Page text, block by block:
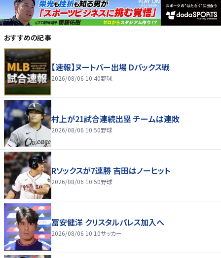
おすすめの記事
【速報】ヌートバー出場 Dバックス戦
2026/08/06 10:40野球
村上が21試合連続出塁 チームは連敗
2026/08/06 10:50野球
Rソックスが7連勝 吉田はノーヒット
2026/08/06 10:50野球
冨安健洋 クリスタルパレス加入へ
2026/08/06 10:10サッカー